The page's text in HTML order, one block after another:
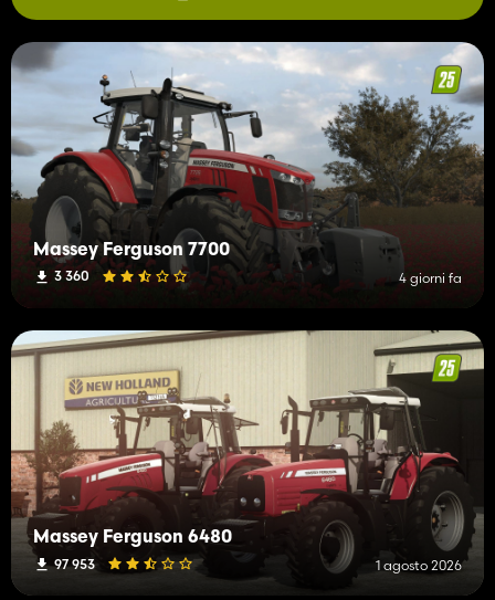
Massey Ferguson 7700
3 360 4 giorni fa
Massey Ferguson 6480
97 953 1 agosto 2026